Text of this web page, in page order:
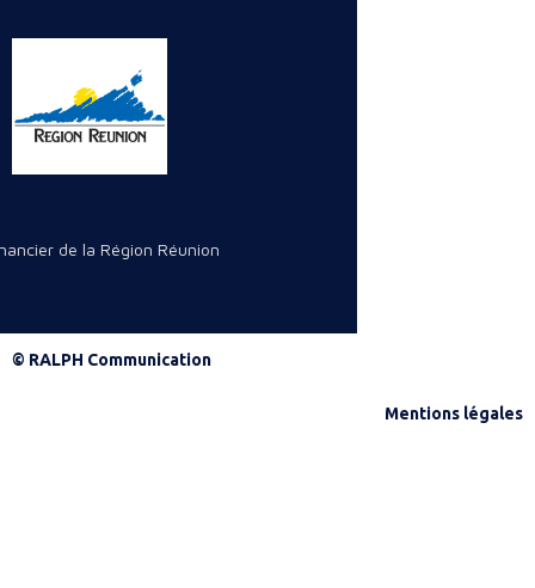
de la Région Réunion
© RALPH Communication
Mentions légales